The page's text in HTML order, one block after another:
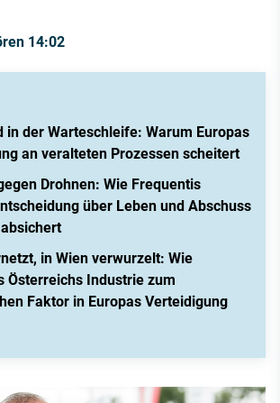
14:02
in der Warteschleife: Warum Europas
an veralteten Prozessen scheitert
Drohnen: Wie Frequentis
über Leben und Abschuss
in Wien verwurzelt: Wie
Österreichs Industrie zum
Faktor in Europas Verteidigung